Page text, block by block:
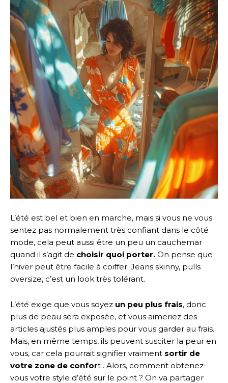
L’été est bel et bien en marche, mais si vous ne vous
sentez pas normalement très confiant dans le côté
mode, cela peut aussi être un peu un cauchemar
quand il s’agit de choisir quoi porter. On pense que
l’hiver peut être facile à coiffer. Jeans skinny, pulls
oversize, c’est un look très tolérant.
L’été exige que vous soyez un peu plus frais, donc
plus de peau sera exposée, et vous aimeriez des
articles ajustés plus amples pour vous garder au frais.
Mais, en même temps, ils peuvent susciter la peur en
vous, car cela pourrait signifier vraiment sortir de
votre zone de confort . Alors, comment obtenez-
vous votre style d’été sur le point ? On va partager